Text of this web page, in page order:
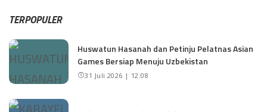
TERPOPULER
Huswatun Hasanah dan Petinju Pelatnas Asian
Games Bersiap Menuju Uzbekistan
31 Juli 2026 | 12:08